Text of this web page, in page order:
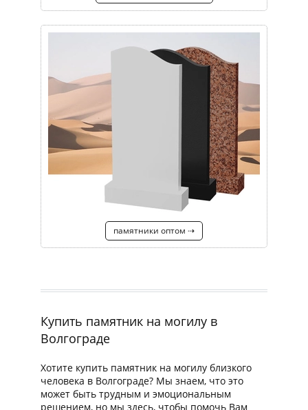
памятники оптом ⇢
Купить памятник на могилу в
Волгограде
Хотите купить памятник на могилу близкого
человека в Волгограде? Мы знаем, что это
может быть трудным и эмоциональным
решением, но мы здесь, чтобы помочь Вам